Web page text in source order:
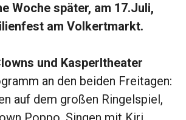
Woche später, am 17.Juli,
am Volkertmarkt.
und Kasperltheater
an den beiden Freitagen:
auf dem großen Ringelspiel,